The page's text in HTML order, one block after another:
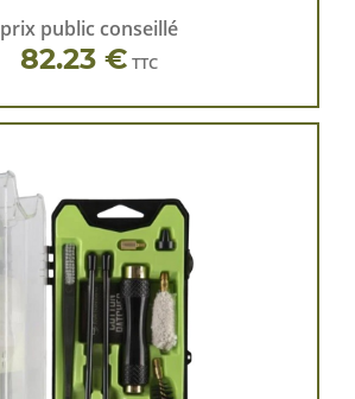
prix public conseillé
82.23 € TTC